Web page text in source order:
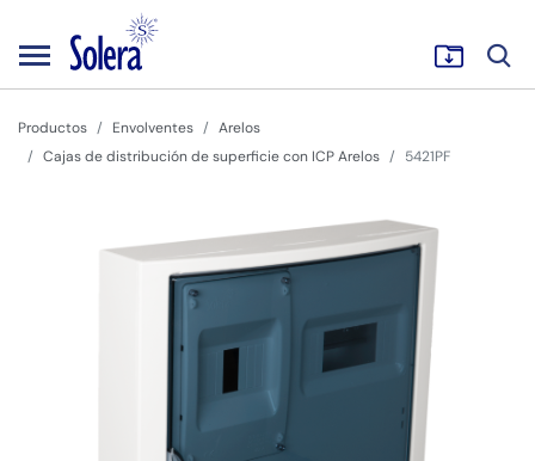
Productos Envolventes
Arelos
Cajas de distribución de superficie con ICP Arelos
5421PF